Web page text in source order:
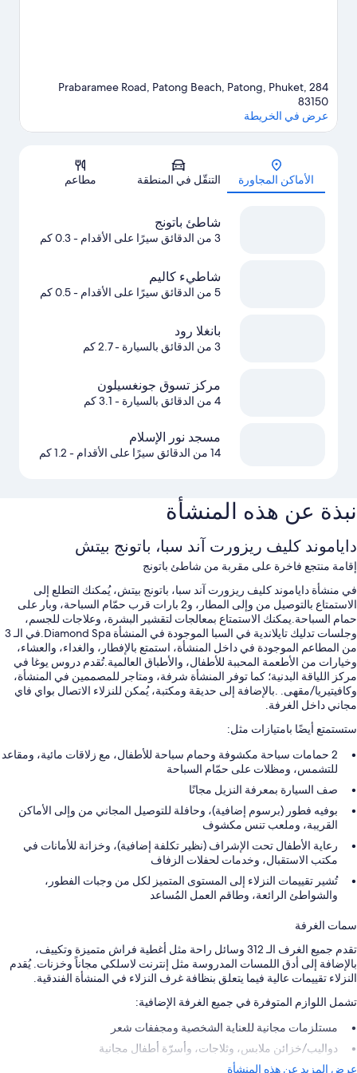
284 Prabaramee Road, Patong Beach, Patong, Phuket,
83150
عرض في الخريطة
الأماكن المجاورة التنقّل في المنطقة مطاعم
شاطئ باتونج
3 من الدقائق سيرًا على الأقدام - 0.3 كم
شاطيء كاليم
5 من الدقائق سيرًا على الأقدام - 0.5 كم
بانغلا رود
3 من الدقائق بالسيارة - 2.7 كم
مركز تسوق جونغسيلون
4 من الدقائق بالسيارة - 3.1 كم
مسجد نور الإسلام
14 من الدقائق سيرًا على الأقدام - 1.2 كم
نبذة عن هذه المنشأة
داياموند كليف ريزورت آند سبا، باتونج بيتش
إقامة منتجع فاخرة على مقربة من شاطئ باتونج
في منشأة داياموند كليف ريزورت آند سبا، باتونج بيتش، يُمكنك التطلع إلى
الاستمتاع بالتوصيل من وإلى المطار، و2 بارات قرب حمّام السباحة، وبار على
حمام السباحة.يمكنك الاستمتاع بمعالجات لتقشير البشرة، وعلاجات للجسم،
وجلسات تدليك تايلاندية في السبا الموجودة في المنشأة Diamond Spa.في الـ 3
من المطاعم الموجودة في داخل المنشأة، استمتع بالإفطار، والغداء، والعشاء،
وخيارات من الأطعمة المحببة للأطفال، والأطباق العالمية.تُقدم دروس يوغا في
مركز اللياقة البدنية؛ كما توفر المنشأة شرفة، ومتاجر للمصممين في المنشأة،
وكافيتيريا/مقهى. .بالإضافة إلى حديقة ومكتبة، يُمكن للنزلاء الاتصال بواي فاي
مجاني داخل الغرفة.
ستستمتع أيضًا بامتيازات مثل:
2 حمامات سباحة مكشوفة وحمام سباحة للأطفال، مع زلاقات مائية، ومقاعد
للتشمس، ومظلات على حمّام السباحة
صف السيارة بمعرفة النزيل مجانًا
بوفيه فطور (برسوم إضافية)، وحافلة للتوصيل المجاني من وإلى الأماكن
القريبة، وملعب تنس مكشوف
رعاية الأطفال تحت الإشراف (نظير تكلفة إضافية)، وخزانة للأمانات في
مكتب الاستقبال، وخدمات لحفلات الزفاف
تُشير تقييمات النزلاء إلى المستوى المتميز لكل من وجبات الفطور،
والشواطئ الرائعة، وطاقم العمل المُساعد
سمات الغرفة
تقدم جميع الغرف الـ 312 وسائل راحة مثل أغطية فراش متميزة وتكييف،
بالإضافة إلى أدق اللمسات المدروسة مثل إنترنت لاسلكي مجاناً وخزنات. يُقدم
النزلاء تقييمات عالية فيما يتعلق بنظافة غرف النزلاء في المنشأة الفندقية.
تشمل اللوازم المتوفرة في جميع الغرفة الإضافية:
مستلزمات مجانية للعناية الشخصية ومجففات شعر
دواليب/خزائن ملابس، وثلاجات، وأسرّة أطفال مجانية
عرض المزيد عن هذه المنشأة